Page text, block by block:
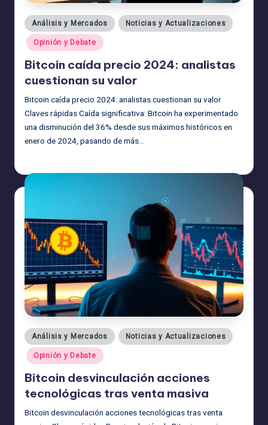
Publicado
en
Análisis y Mercados Noticias y Actualizaciones
Opinión y Debate
Bitcoin caída precio 2024: analistas
cuestionan su valor
Bitcoin caída precio 2024: analistas cuestionan su valor
Claves rápidas Caída significativa: Bitcoin ha experimentado
una disminución del 36% desde sus máximos históricos en
enero de 2024, pasando de más…
Publicado
en
Análisis y Mercados Noticias y Actualizaciones
Opinión y Debate
Bitcoin desvinculación acciones
tecnológicas tras venta masiva
Bitcoin desvinculación acciones tecnológicas tras venta